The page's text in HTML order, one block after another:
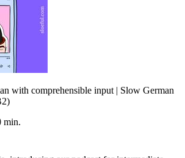
with comprehensible input | Slow German
min.